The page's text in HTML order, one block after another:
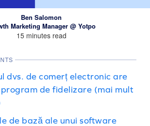
Ben Salomon
Marketing Manager @ Yotpo
15 minutes read
dvs. de comerț electronic are
program de fidelizare (mai mult
de bază ale unui software